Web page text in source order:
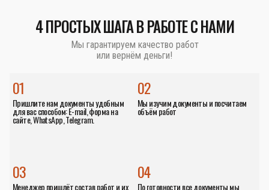
4 ПРОСТЫХ ШАГА В РАБОТЕ С НАМИ
Мы гарантируем качество работ
или вернём деньги!
01
Пришлите нам документы удобным
для вас способом: E-mail, форма на
сайте, WhatsApp, Telegram.
02
Мы изучим документы и посчитаем
объём работ
04
По готовности все документы мы
03
Менеджер пришлёт состав работ и их